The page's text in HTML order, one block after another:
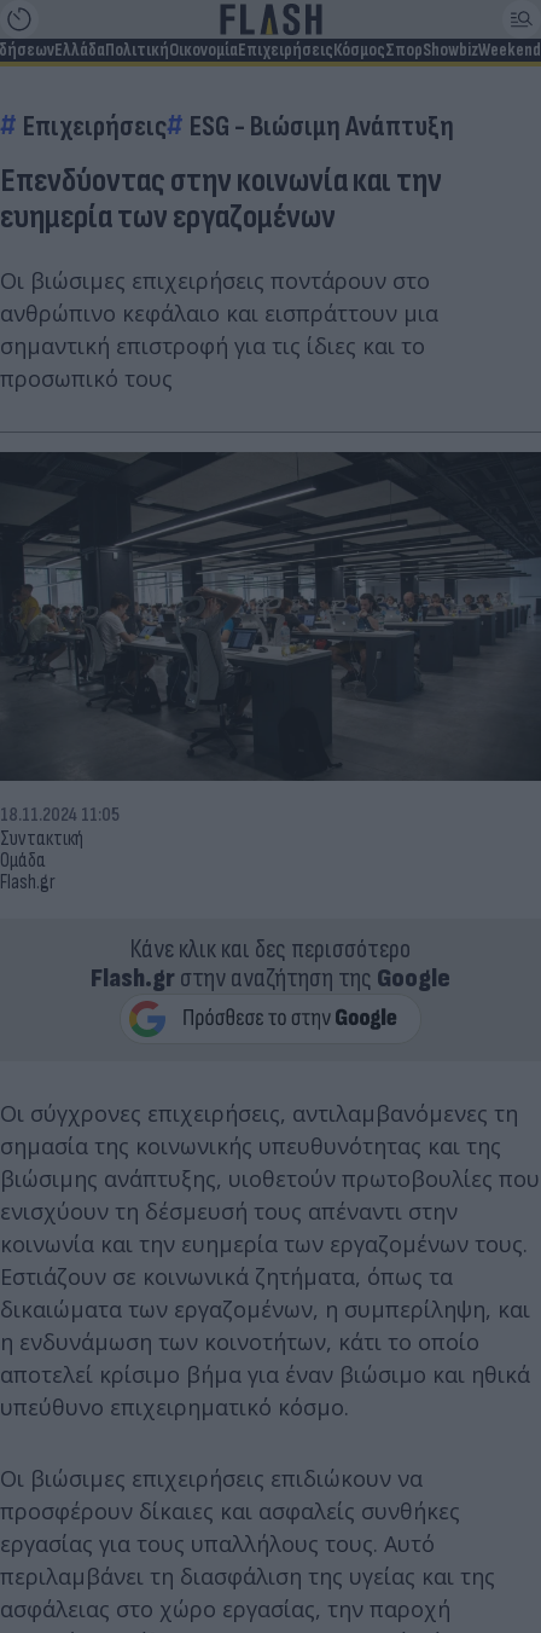
ΕλλάδαΠολιτικήΟικονομίαΕπιχειρήσειςΚόσμοςΣπορShowbizWeekend
Επιχειρήσεις ESG - Bιώσιμη Aνάπτυξη
Επενδύοντας στην κοινωνία και την
ευημερία των εργαζομένων
Οι βιώσιμες επιχειρήσεις ποντάρουν στο
ανθρώπινο κεφάλαιο και εισπράττουν μια
σημαντική επιστροφή για τις ίδιες και το
προσωπικό τους
Συντακτική
Ομάδα
Flash.gr
18.11.2024 11:05
Κάνε κλικ και δες περισσότερο
Flash.grστην αναζήτηση της Google
Οι σύγχρονες επιχειρήσεις, αντιλαμβανόμενες τη
σημασία της κοινωνικής υπευθυνότητας και της
βιώσιμης ανάπτυξης, υιοθετούν πρωτοβουλίες που
ενισχύουν τη δέσμευσή τους απέναντι στην
κοινωνία και την ευημερία των εργαζομένων τους.
Εστιάζουν σε κοινωνικά ζητήματα, όπως τα
δικαιώματα των εργαζομένων, η συμπερίληψη, και
η ενδυνάμωση των κοινοτήτων, κάτι το οποίο
αποτελεί κρίσιμο βήμα για έναν βιώσιμο και ηθικά
υπεύθυνο επιχειρηματικό κόσμο.
Οι βιώσιμες επιχειρήσεις επιδιώκουν να
προσφέρουν δίκαιες και ασφαλείς συνθήκες
εργασίας για τους υπαλλήλους τους. Αυτό
περιλαμβάνει τη διασφάλιση της υγείας και της
ασφάλειας στο χώρο εργασίας, την παροχή